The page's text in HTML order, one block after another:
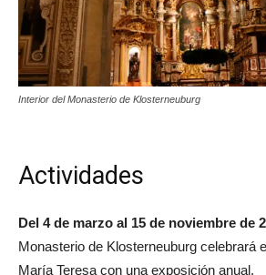
Interior del Monasterio de Klosterneuburg
Actividades
Del 4 de marzo al 15 de noviembre de
Monasterio de Klosterneuburg celebrará
María Teresa con una exposición anual.